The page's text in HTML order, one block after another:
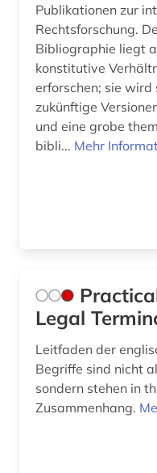
Publikationen zur
Rechtsforschung.
Bibliographie liegt
konstitutive
erforschen; sie
zukünftige
und eine grobe
bibli... Mehr
Legal
Leitfaden der
Begriffe sind nicht
sondern stehen in
Zusammenhang.